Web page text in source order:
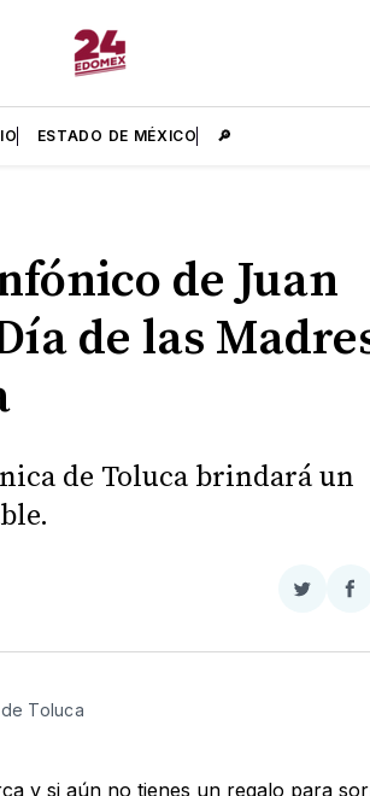
ESTADO DE MÉXICO 🔎
de Juan
de las
de Toluca brindará un
Twitter
Toluca
y si aún no tienes un regalo para